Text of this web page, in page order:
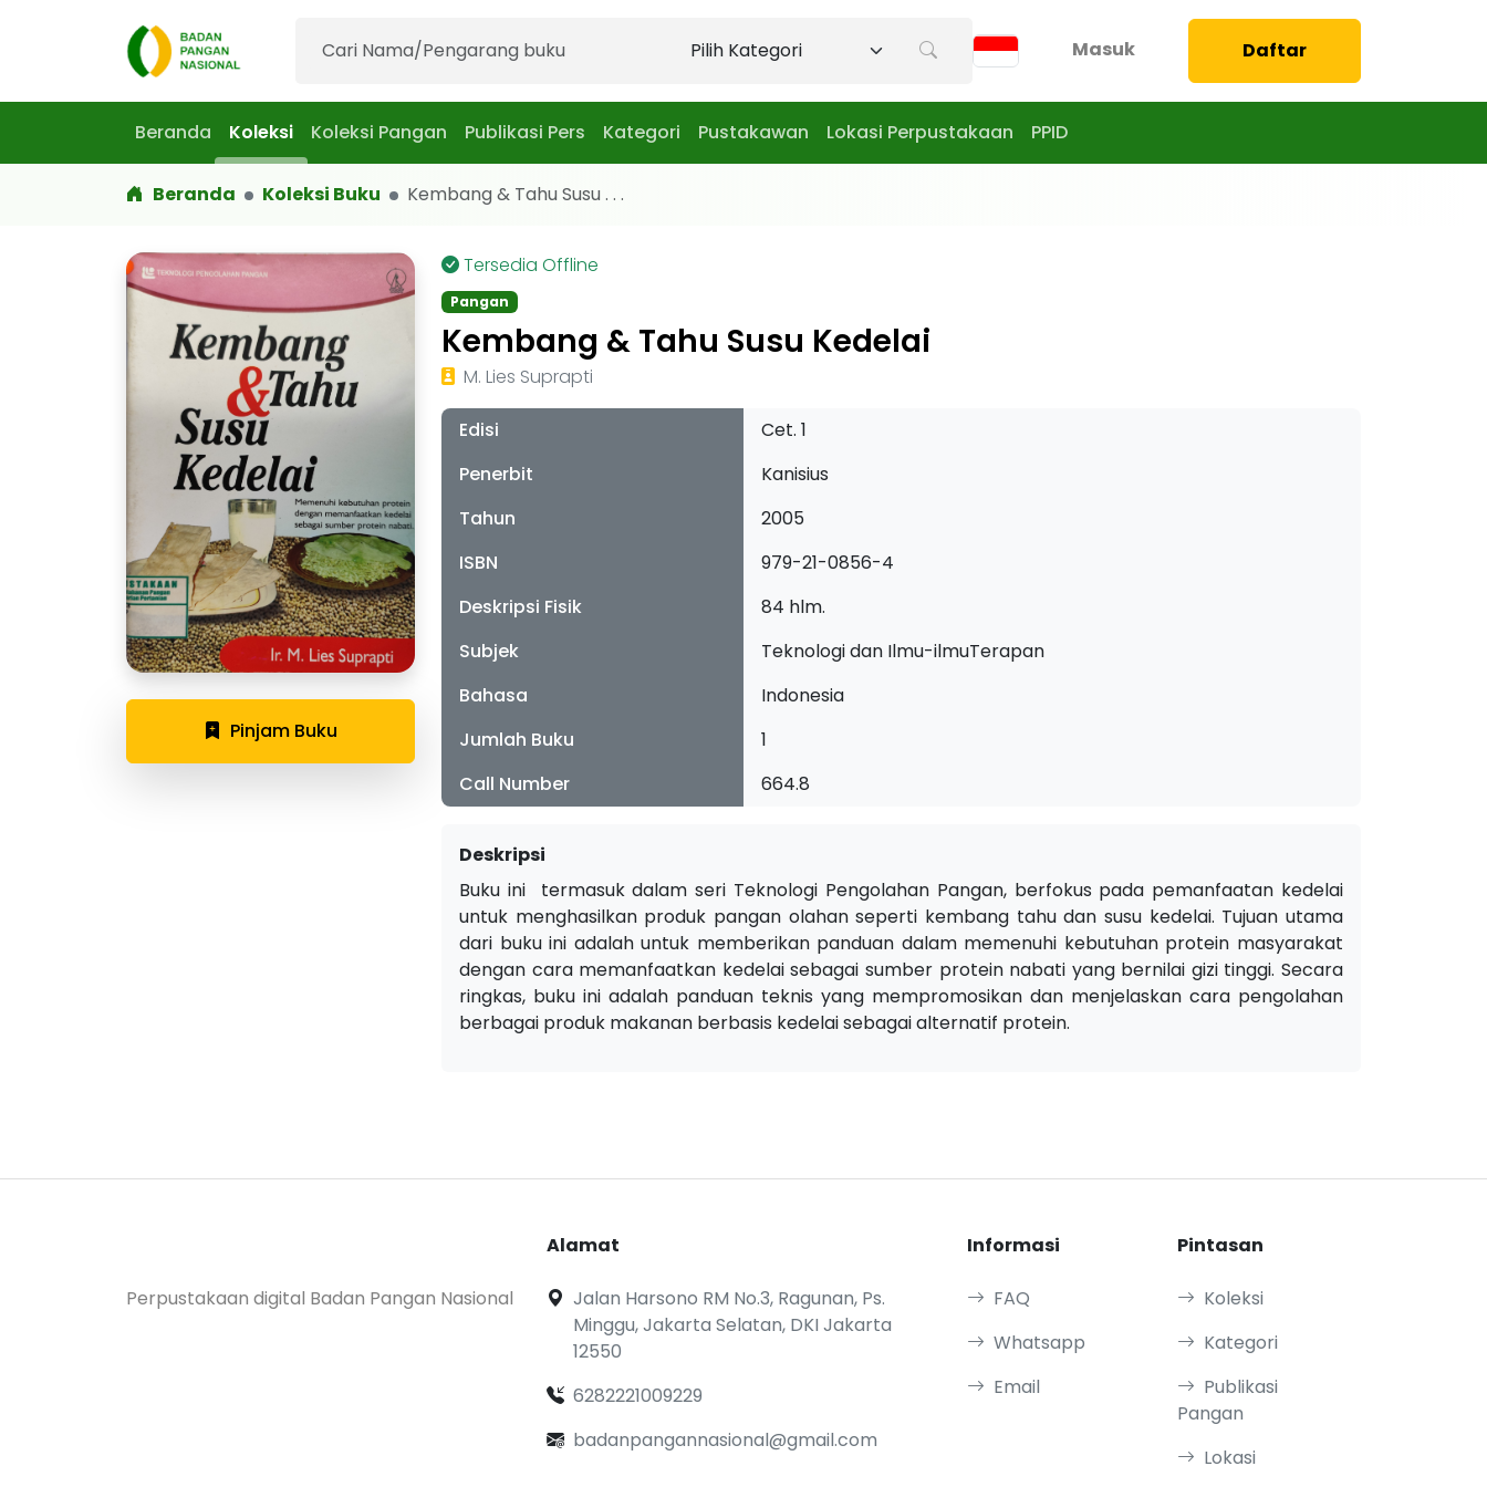
Masuk Daftar
Beranda Koleksi Koleksi Pangan Publikasi Pers Kategori Pustakawan Lokasi Perpustakaan PPID
Beranda Koleksi Buku Kembang & Tahu Susu . . .
Pinjam Buku
Tersedia Offline
Pangan
Kembang & Tahu Susu Kedelai
M. Lies Suprapti
Edisi
Cet. 1
Penerbit
Kanisius
Tahun
2005
ISBN
979-21-0856-4
Deskripsi Fisik
84 hlm.
Subjek
Teknologi dan Ilmu-ilmuTerapan
Bahasa
Indonesia
Jumlah Buku
1
Call Number
664.8
Deskripsi
Buku ini termasuk dalam seri Teknologi Pengolahan Pangan, berfokus pada pemanfaatan kedelai
untuk menghasilkan produk pangan olahan seperti kembang tahu dan susu kedelai. Tujuan utama
dari buku ini adalah untuk memberikan panduan dalam memenuhi kebutuhan protein masyarakat
dengan cara memanfaatkan kedelai sebagai sumber protein nabati yang bernilai gizi tinggi. Secara
ringkas, buku ini adalah panduan teknis yang mempromosikan dan menjelaskan cara pengolahan
berbagai produk makanan berbasis kedelai sebagai alternatif protein.
Perpustakaan digital Badan Pangan Nasional
Alamat
Jalan Harsono RM No.3, Ragunan, Ps.
Minggu, Jakarta Selatan, DKI Jakarta
12550
6282221009229
badanpangannasional@gmail.com
Informasi
FAQ
Whatsapp
Email
Pintasan
Koleksi
Kategori
Publikasi
Pangan
Lokasi